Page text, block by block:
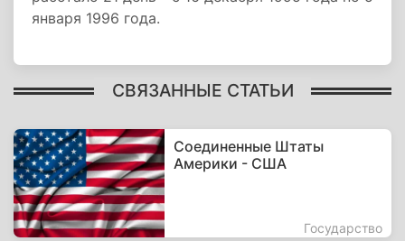
января 1996 года.
СВЯЗАННЫЕ СТАТЬИ
Соединенные Штаты
Америки - США
Государство